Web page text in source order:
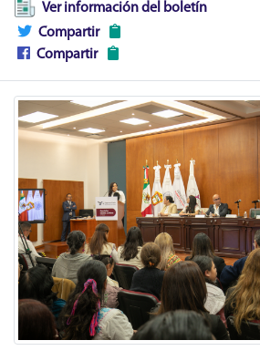
Ver información del boletín
Compartir
Compartir